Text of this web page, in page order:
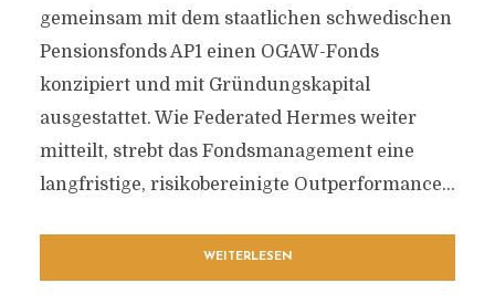
gemeinsam mit dem staatlichen schwedischen
Pensionsfonds AP1 einen OGAW-Fonds
konzipiert und mit Gründungskapital
ausgestattet. Wie Federated Hermes weiter
mitteilt, strebt das Fondsmanagement eine
langfristige, risikobereinigte Outperformance...
WEITERLESEN